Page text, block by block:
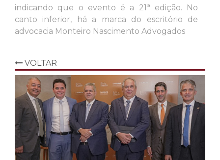
indicando que o evento é a 21ª edição. No
canto inferior, há a marca do escritório de
advocacia Monteiro Nascimento Advogados
VOLTAR